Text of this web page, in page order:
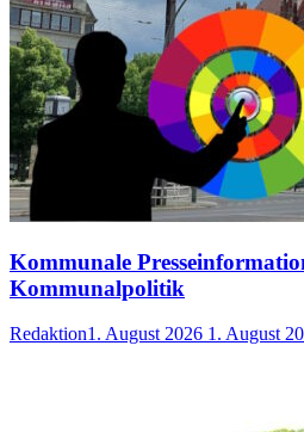
Kommunale
Kommunalpolitik
Redaktion1. August 2026 1. August